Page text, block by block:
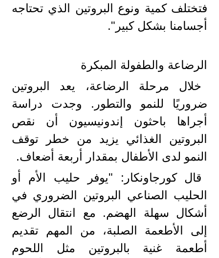
فتختلف كمية ونوع البروتين الذي تحتاجه
أجسامنا بشكل كبير".
الرضاعة والطفولة المبكرة
خلال مرحلة الرضاعة، يعد البروتين
ضروريًا للنمو والتطور. وجدت دراسة
أجراها باحثون إندونيسيون أن نقص
البروتين الغذائي يزيد من خطر توقف
النمو لدى الأطفال بمقدار أربعة أضعاف.
قال كورجاونكار: "يوفر حليب الأم أو
الحليب الصناعي البروتين الضروري في
أشكال سهلة الهضم. مع انتقال الرضع
إلى الأطعمة الصلبة، من المهم تقديم
أطعمة غنية بالبروتين مثل اللحوم